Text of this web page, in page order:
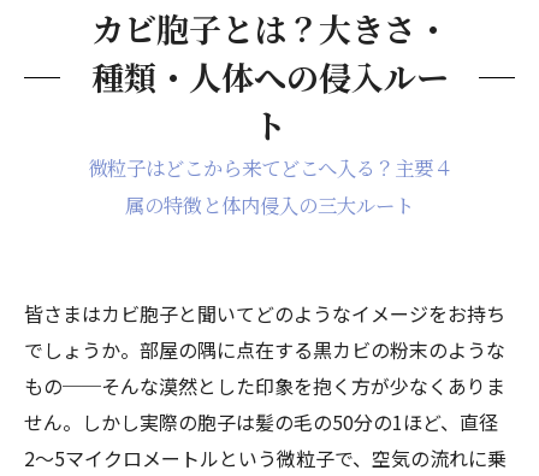
カビ胞子とは？大きさ・
種類・人体への侵入ルー
ト
微粒子はどこから来てどこへ入る？主要４
属の特徴と体内侵入の三大ルート
皆さまはカビ胞子と聞いてどのようなイメージをお持ち
でしょうか。部屋の隅に点在する黒カビの粉末のような
もの──そんな漠然とした印象を抱く方が少なくありま
せん。しかし実際の胞子は髪の毛の50分の1ほど、直径
2〜5マイクロメートルという微粒子で、空気の流れに乗